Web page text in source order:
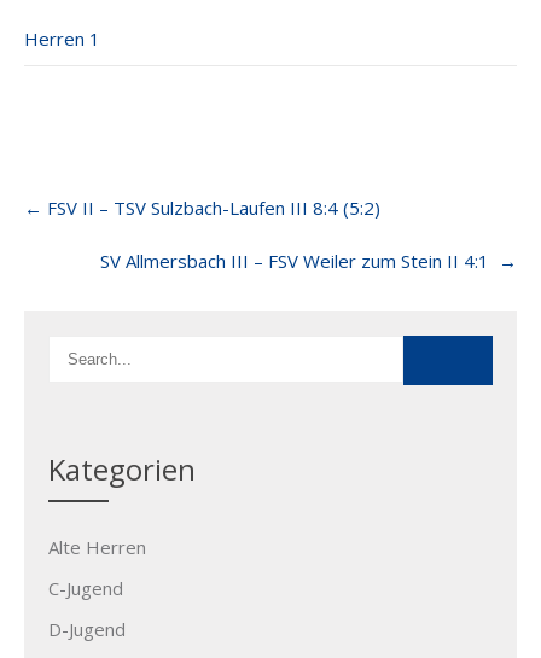
Herren 1
Post
navigation
← FSV II – TSV Sulzbach-Laufen III​ 8:4​ (5:2)
SV Allmersbach III – FSV Weiler zum Stein II 4:1 →
Kategorien
Alte Herren
C-Jugend
D-Jugend